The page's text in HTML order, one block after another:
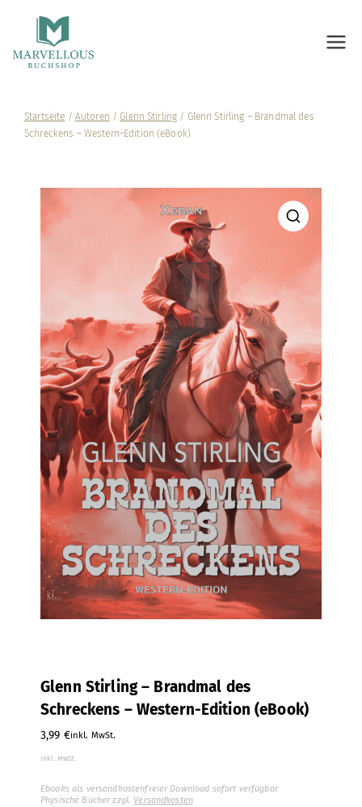
Startseite / Autoren /Glenn Stirling / Glenn Stirling – Brandmal des
Schreckens – Western-Edition (eBook)
Glenn Stirling – Brandmal des
Schreckens – Western-Edition (eBook)
3,99 €inkl. MwSt.
inkl. MwSt.
Ebooks als versandkostenfreier Download sofort verfügbar
Physische Bücher zzgl. Versandkosten